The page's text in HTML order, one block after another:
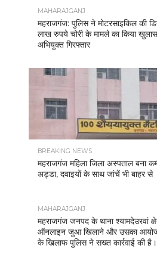
MAHARAJGANJ
महराजगंज: पुलिस ने मोटरसाइकिल की
लाख रुपये चोरी के मामले का किया
अभियुक्त गिरफ्तार
BREAKING NEWS
महराजगंज महिला जिला अस्पताल बना
अड्डा, दवाइयों के साथ जांचें भी बाहर से
MAHARAJGANJ
महराजगंज जनपद के थाना श्यामदेउरवां
ऑनलाइन जुआ खिलाने और उसका
के खिलाफ पुलिस ने सख्त कार्रवाई की है।